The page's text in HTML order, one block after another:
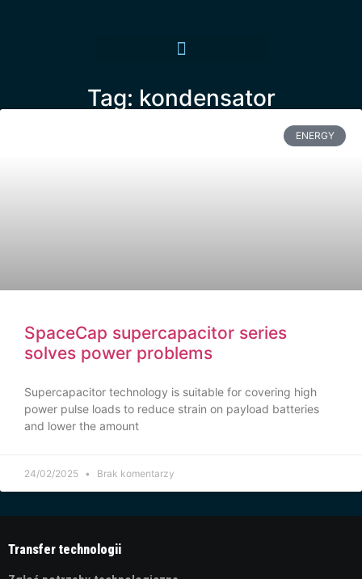
Tag: kondensator
ENERGY
SpaceCap supercapacitor series
solves power problems
Supercapacitor technology is suitable for covering high
power pulse loads to reduce strain on payload batteries
and lower the amount
24/02/2025 Brak komentarzy
Transfer technologii